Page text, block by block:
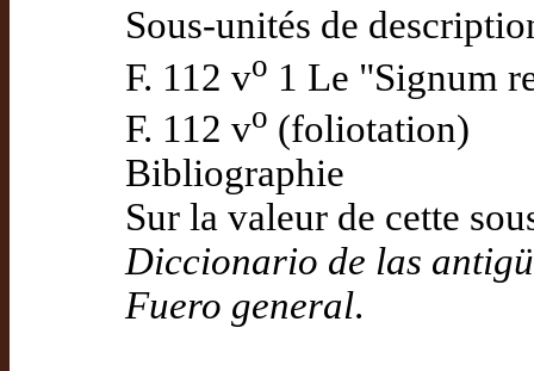
Sous-unités de
F. 112 vo 1 Le "Signum
F. 112 vo (foliotation)
Bibliographie
Sur la valeur de cette
Diccionario de las
Fuero general.